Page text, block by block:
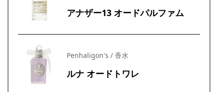
アナザー13 オードパルファム
Penhaligon's / 香水
ルナ オードトワレ